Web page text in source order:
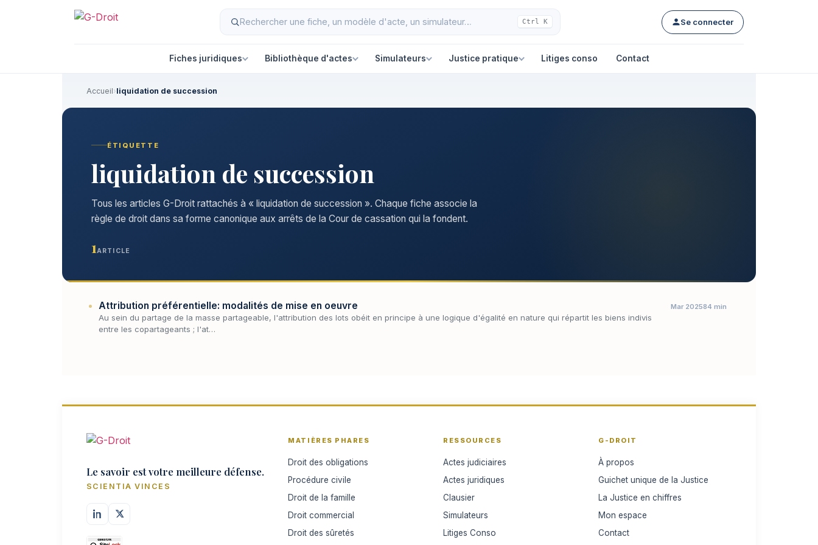
Ctrl K Se connecter
Fiches juridiques Bibliothèque d'actes Simulateurs Justice pratique Litiges conso Contact
Accueil›liquidation de succession
ÉTIQUETTE
liquidation de succession
Tous les articles G-Droit rattachés à « liquidation de succession ». Chaque fiche associe la
règle de droit dans sa forme canonique aux arrêts de la Cour de cassation qui la fondent.
1 ARTICLE
Attribution préférentielle: modalités de mise en oeuvre
Au sein du partage de la masse partageable, l'attribution des lots obéit en principe à une logique d'égalité en nature qui répartit les biens indivis
entre les copartageants ; l'at…
Mar 202584 min
Le savoir est votre meilleure défense.
SCIENTIA VINCES
MATIÈRES PHARES
Droit des obligations
Procédure civile
Droit de la famille
Droit commercial
Droit des sûretés
RESSOURCES
Actes judiciaires
Actes juridiques
Clausier
Simulateurs
Litiges Conso
G-DROIT
À propos
Guichet unique de la Justice
La Justice en chiffres
Mon espace
Contact